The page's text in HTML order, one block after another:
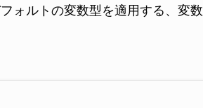
ルトの変数型を適用する、変数